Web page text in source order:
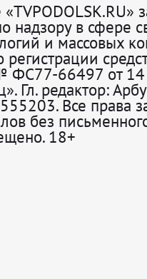
надзору в сфере
и массовых
ФС77-66497 от 14
Гл. редактор:
Все права
без
18+